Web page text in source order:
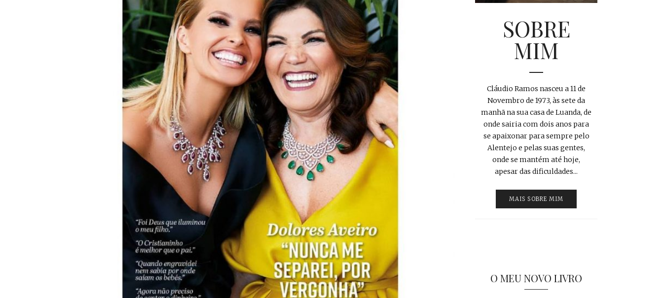
SOBRE
MIM
Cláudio Ramos nasceu a 11 de
Novembro de 1973, às sete da
manhã na sua casa de Luanda, de
onde sairia com dois anos para
se apaixonar para sempre pelo
Alentejo e pelas suas gentes,
onde se mantém até hoje,
apesar das dificuldades...
MAIS SOBRE MIM
O MEU NOVO LIVRO